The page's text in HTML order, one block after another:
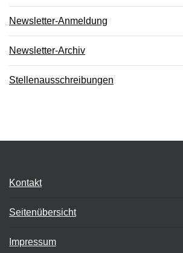
Newsletter-Anmeldung
Newsletter-Archiv
Stellenausschreibungen
Kontakt
Seitenübersicht
Impressum